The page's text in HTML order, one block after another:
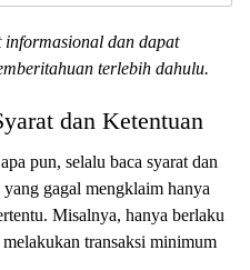
dan dapat
terlebih dahulu.
dan Ketentuan
pun, selalu baca syarat dan
gagal mengklaim hanya
Misalnya, hanya berlaku
transaksi minimum